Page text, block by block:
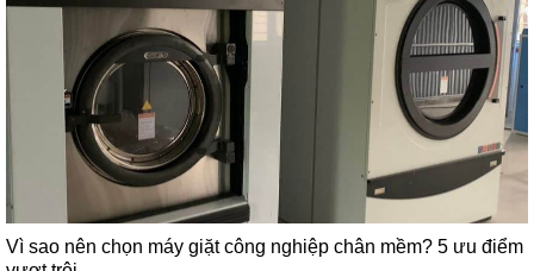
Vì sao nên chọn máy giặt công nghiệp chân mềm? 5 ưu điểm